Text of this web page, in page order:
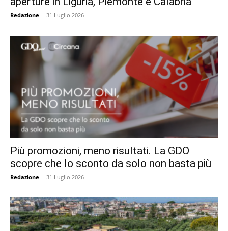
Redazione - 31 Luglio 2026
Più promozioni, meno risultati. La GDO
scopre che lo sconto da solo non basta più
Redazione - 31 Luglio 2026